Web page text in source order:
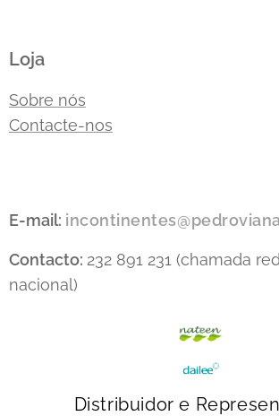
Loja
Sobre nós
Contacte-nos
E-mail:
Contacto: 232 891 231 (chamada
nacional)
Distribuidor e